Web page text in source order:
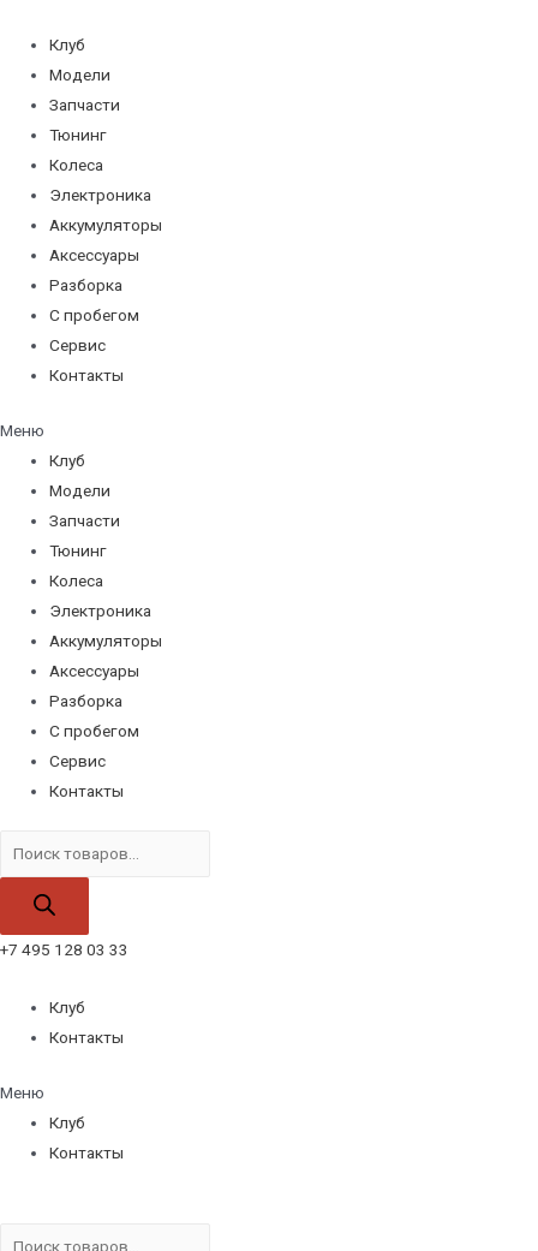
содержимому
Клуб
Модели
Запчасти
Тюнинг
Колеса
Электроника
Аккумуляторы
Аксессуары
Разборка
С пробегом
Сервис
Контакты
Меню
Клуб
Модели
Запчасти
Тюнинг
Колеса
Электроника
Аккумуляторы
Аксессуары
Разборка
С пробегом
Сервис
Контакты
товаров
+7 495 128 03 33
Клуб
Контакты
Меню
Клуб
Контакты